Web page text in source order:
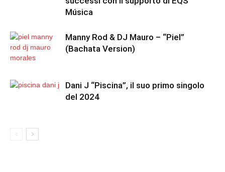
Música
Manny Rod & DJ Mauro – “Piel”
(Bachata Version)
Dani J “Piscina”, il suo primo singolo
del 2024